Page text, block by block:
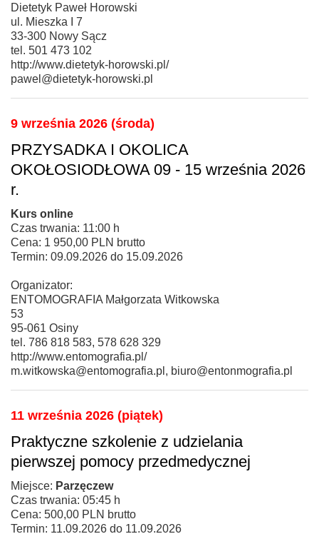
Dietetyk Paweł Horowski
ul. Mieszka I 7
33-300 Nowy Sącz
tel. 501 473 102
http://www.dietetyk-horowski.pl/
pawel@dietetyk-horowski.pl
9 września 2026 (środa)
PRZYSADKA I OKOLICA
OKOŁOSIODŁOWA 09 - 15 września 2026
r.
Kurs online
Czas trwania: 11:00 h
Cena: 1 950,00 PLN brutto
Termin: 09.09.2026 do 15.09.2026
Organizator:
ENTOMOGRAFIA Małgorzata Witkowska
53
95-061 Osiny
tel. 786 818 583, 578 628 329
http://www.entomografia.pl/
m.witkowska@entomografia.pl, biuro@entonmografia.pl
11 września 2026 (piątek)
Praktyczne szkolenie z udzielania
pierwszej pomocy przedmedycznej
Miejsce: Parzęczew
Czas trwania: 05:45 h
Cena: 500,00 PLN brutto
Termin: 11.09.2026 do 11.09.2026